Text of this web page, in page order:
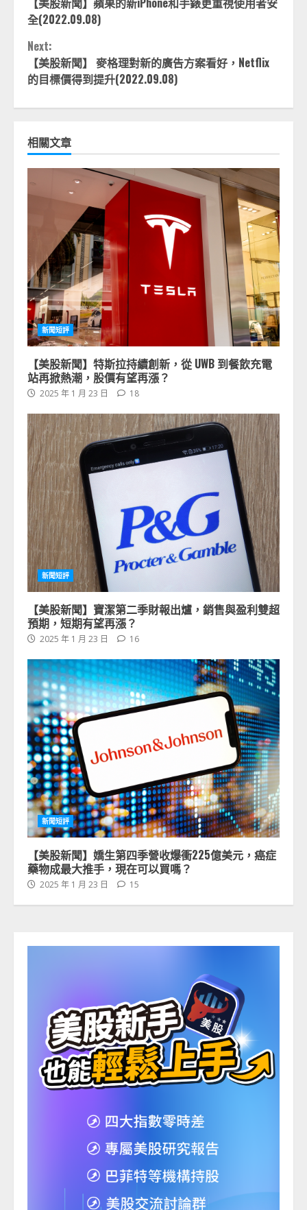
Reading
全(2022.09.08)
Next:
【美股新聞】 麥格理對新的廣告方案看好，Netflix
的目標價得到提升(2022.09.08)
相關文章
新聞短評
【美股新聞】特斯拉持續創新，從 UWB 到餐飲充電
站再掀熱潮，股價有望再漲？
2025 年 1 月 23 日 18
新聞短評
【美股新聞】寶潔第二季財報出爐，銷售與盈利雙超
預期，短期有望再漲？
2025 年 1 月 23 日 16
新聞短評
【美股新聞】嬌生第四季營收爆衝225億美元，癌症
藥物成最大推手，現在可以買嗎？
2025 年 1 月 23 日 15